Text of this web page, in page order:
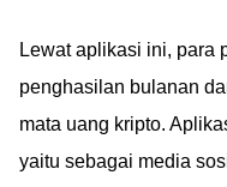
Lewat aplikasi ini, para
penghasilan bulanan
mata uang kripto.
yaitu sebagai media